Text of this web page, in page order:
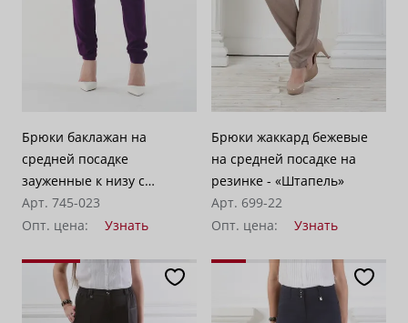
Брюки баклажан на
средней посадке
зауженные к низу с
карманами - «Жаккард»
Арт. 745-023
Опт. цена:
Узнать
Брюки жаккард бежевые
на средней посадке на
резинке - «Штапель»
Арт. 699-22
Опт. цена:
Узнать